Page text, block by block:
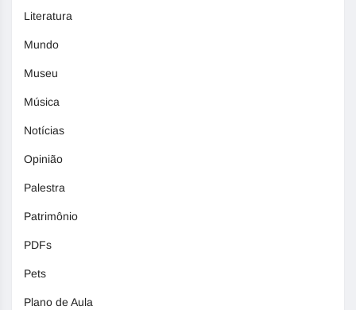
Literatura
Mundo
Museu
Música
Notícias
Opinião
Palestra
Patrimônio
PDFs
Pets
Plano de Aula